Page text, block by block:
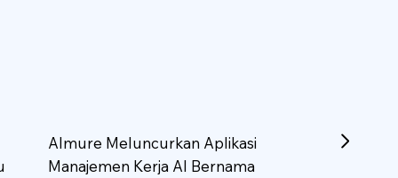
Almure Meluncurkan Aplikasi
Manajemen Kerja AI Bernama